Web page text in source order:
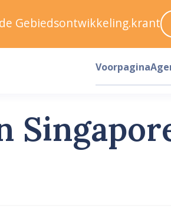
Gebiedsontwikkeling.krant
Voorpagina